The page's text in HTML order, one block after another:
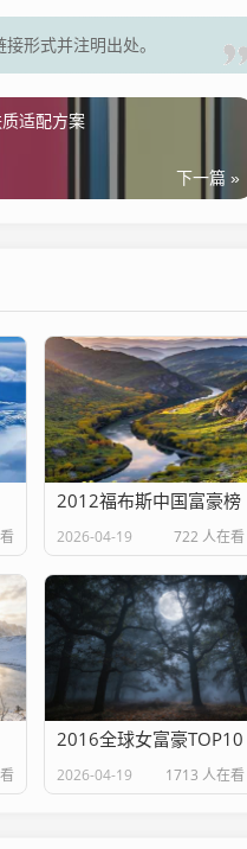
形式并注明出处。
适配方案
下一篇 »
2012福布斯中国富豪榜
2026-04-19 722 人在看
2016全球女富豪TOP10
2026-04-19 1713 人在看